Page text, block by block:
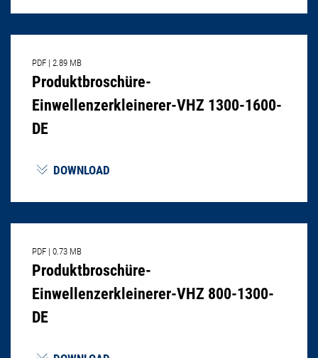
PDF | 2.89 MB
Produktbroschüre-
Einwellenzerkleinerer-VHZ 1300-1600-
DE
DOWNLOAD
PDF | 0.73 MB
Produktbroschüre-
Einwellenzerkleinerer-VHZ 800-1300-
DE